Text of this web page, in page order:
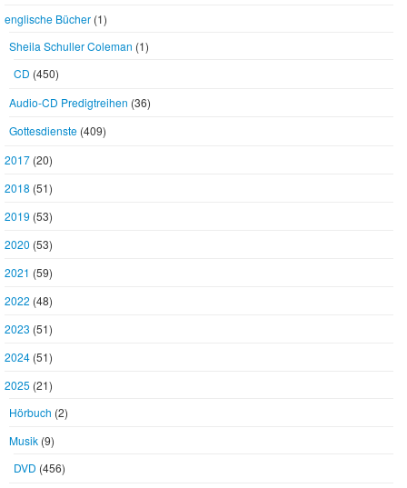
englische Bücher (1)
Sheila Schuller Coleman (1)
CD (450)
Audio-CD Predigtreihen (36)
Gottesdienste (409)
2017 (20)
2018 (51)
2019 (53)
2020 (53)
2021 (59)
2022 (48)
2023 (51)
2024 (51)
2025 (21)
Hörbuch (2)
Musik (9)
DVD (456)